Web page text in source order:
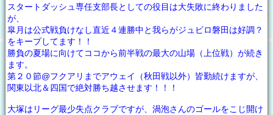
スタートダッシュ専任支部長としての役目は大失敗に終わりました
が、
皐月は公式戦負けなし直近４連勝中と我らがジュビロ磐田は好調？
をキープしてます！！
勝負の夏場に向けてココから前半戦の最大の山場（上位戦）が続き
ます。
第２０節@フクアリまでアウェイ（秋田戦以外）皆勤続けますが、
関東以北＆四国で絶対勝ち越させます！！！
大塚はリーグ最少失点クラブですが、渦泡さんのゴールをこじ開け